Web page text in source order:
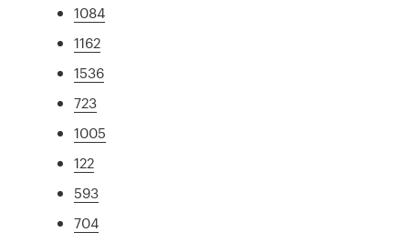
1084
1162
1536
723
1005
122
593
704